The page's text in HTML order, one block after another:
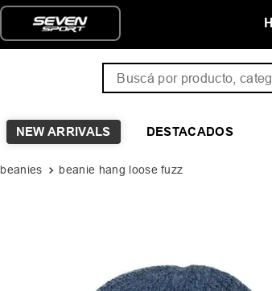
HASTA 6 CUOTAS SIN INTERÉS
NEW ARRIVALS DESTACADOS
beanies beanie hang loose fuzz